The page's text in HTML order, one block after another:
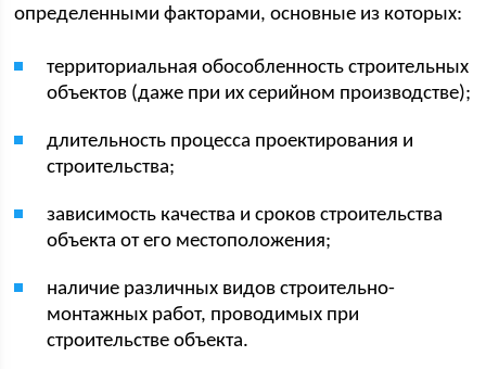
определенными факторами, основные из которых:
территориальная обособленность строительных
объектов (даже при их серийном производстве);
длительность процесса проектирования и
строительства;
зависимость качества и сроков строительства
объекта от его местоположения;
наличие различных видов строительно-
монтажных работ, проводимых при
строительстве объекта.